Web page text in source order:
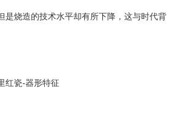
是烧造的技术水平却有所下降，这与时代背
红瓷-器形特征